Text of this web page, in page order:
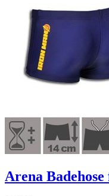
Arena